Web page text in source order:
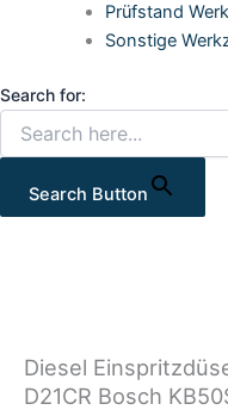
Prüfstand
Sonstige
Search for:
Search Button
Diesel
D21CR Bosch